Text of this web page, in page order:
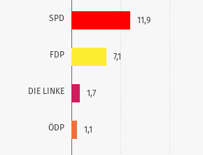
SPD
FDP
DIE LINKE
ÖDP
11,9
7,1
1,7
1,1